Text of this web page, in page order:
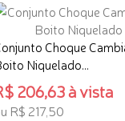
Choque
Niquelado...
206,63 à vista
R$ 217,50